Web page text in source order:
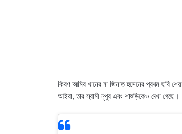
কিরণ আমির খানের মা জিনাত হুসেনের প্রথম ছবি
আইরা, তার স্বামী নূপুর এবং শাশুড়িকেও দেখা গেছে।